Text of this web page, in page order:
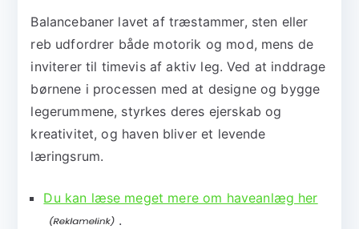
Balancebaner lavet af træstammer, sten eller
reb udfordrer både motorik og mod, mens de
inviterer til timevis af aktiv leg. Ved at inddrage
børnene i processen med at designe og bygge
legerummene, styrkes deres ejerskab og
kreativitet, og haven bliver et levende
læringsrum.
Du kan læse meget mere om haveanlæg her
.